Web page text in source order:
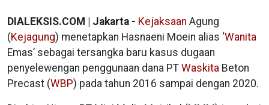
DIALEKSIS.COM | Jakarta - Kejaksaan Agung
(Kejagung) menetapkan Hasnaeni Moein alias ‘Wanita
Emas’ sebagai tersangka baru kasus dugaan
penyelewengan penggunaan dana PT Waskita Beton
Precast (WBP) pada tahun 2016 sampai dengan 2020.